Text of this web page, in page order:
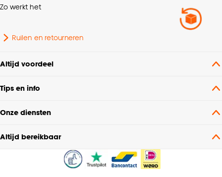
Zo werkt het
Ruilen en retourneren
Altijd voordeel
Tips en info
Onze diensten
Altijd bereikbaar